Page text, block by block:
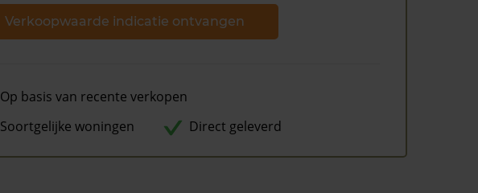
Verkoopwaarde indicatie ontvangen
Op basis van recente verkopen
Soortgelijke woningen
Direct geleverd